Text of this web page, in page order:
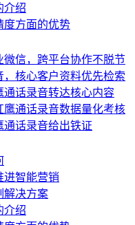
介绍
度方面的优势
信，跨平台协作不脱节
核心客户资料优先检索
话录音转达核心内容
鹰通话录音数据量化考核
话录音给出铁证
进智能营销
解决方案
介绍